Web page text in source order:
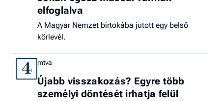
elfoglalva
A Magyar Nemzet birtokába jutott egy belső
körlevél.
4 mtva
Újabb visszakozás? Egyre több
személyi döntését írhatja felül